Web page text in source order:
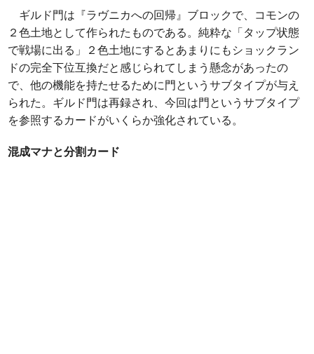
ギルド門は『ラヴニカへの回帰』ブロックで、コモンの
２色土地として作られたものである。純粋な「タップ状態
で戦場に出る」２色土地にするとあまりにもショックラン
ドの完全下位互換だと感じられてしまう懸念があったの
で、他の機能を持たせるために門というサブタイプが与え
られた。ギルド門は再録され、今回は門というサブタイプ
を参照するカードがいくらか強化されている。
混成マナと分割カード